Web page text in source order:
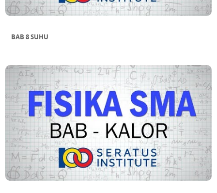
BAB 8 SUHU